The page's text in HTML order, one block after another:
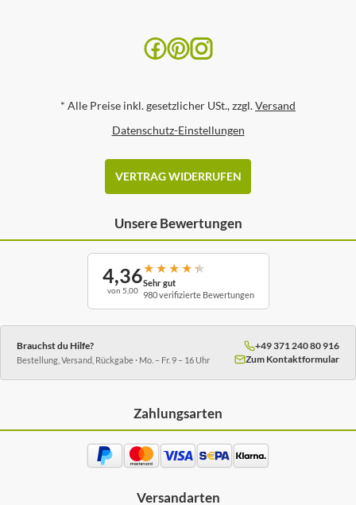
* Alle Preise inkl. gesetzlicher USt., zzgl.Versand
Datenschutz-Einstellungen
VERTRAG WIDERRUFEN
Unsere Bewertungen
4,36
von 5,00
★ ★ ★ ★ ★
Sehr gut
980 verifizierte Bewertungen
Brauchst du Hilfe?
Bestellung, Versand, Rückgabe · Mo. – Fr. 9 – 16 Uhr
+49 371 240 80 916
Zum Kontaktformular
Zahlungsarten
Versandarten